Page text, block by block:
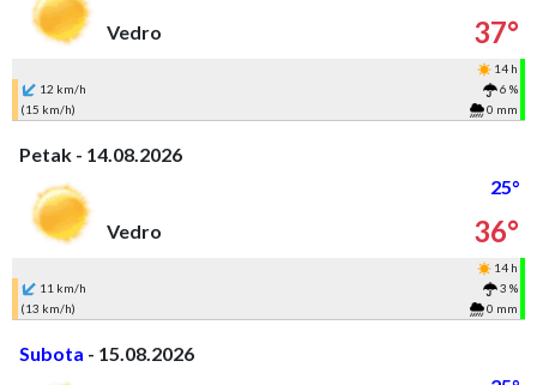
Vedro
37°
14 h
12 km/h
6 %
(15 km/h)
0 mm
Petak - 14.08.2026
25°
Vedro
36°
14 h
11 km/h
3 %
(13 km/h)
0 mm
Subota - 15.08.2026